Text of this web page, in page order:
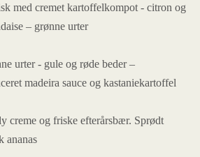
med cremet kartoffelkompot - citron og
– grønne urter
urter - gule og røde beder –
madeira sauce og kastaniekartoffel
creme og friske efterårsbær. Sprødt
ananas